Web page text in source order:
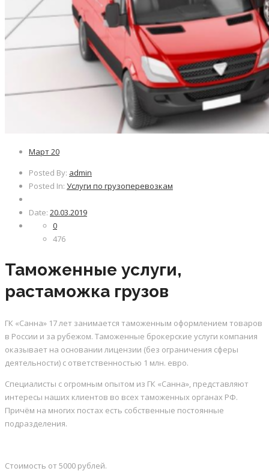
Март20
Posted By: admin
Posted In: Услуги по грузоперевозкам
Date: 20.03.2019
0
476
Таможенные услуги,
растаможка грузов
ГК «Санна» 17 лет занимается таможенным оформлением товаров
в России и за рубежом. Таможенные брокерские услуги компания
оказывает на основании лицензии (без ограничения сферы
деятельности) с ответственностью 1 млн. евро.
Специалисты с огромным опытом из ГК «Санна», представляют
интересы наших клиентов во всех таможенных органах РФ.
Причём на многих постах есть собственные постоянные
подразделения.
Стоимость от 5000 рублей.